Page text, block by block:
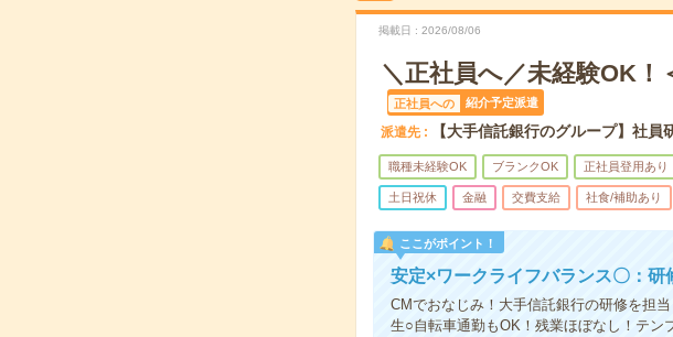
掲載日 2026/08/06
＼正社員へ／未経験OK
正社員への 紹介予定派遣
派遣先 【大手信託銀行のグループ】社員
職種未経験OK ブランクOK 正社員登用あり
土日祝休 金融 交費支給 社食/補助あり
ここがポイント！
安定×ワークライフバランス〇：研
CMでおなじみ！大手信託銀行の研修を担
生○自転車通勤もOK！残業ほぼなし！テン